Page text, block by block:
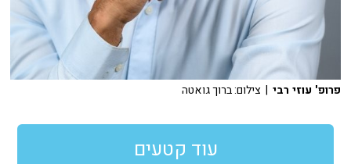
פרופ' עוזי רבי | צילום: ברוך גואטה
עוד קטעים